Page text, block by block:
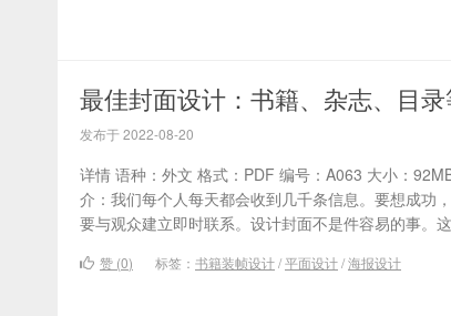
最佳封面设计：书籍、杂志、目
发布于 2022-08-20
详情 语种：外文 格式：PDF 编号：A063 大小：
介：我们每个人每天都会收到几千条信息。要想成功
要与观众建立即时联系。设计封面不是件容易的事。
赞 (0) 标签： 书籍装帧设计/平面设计/海报设计